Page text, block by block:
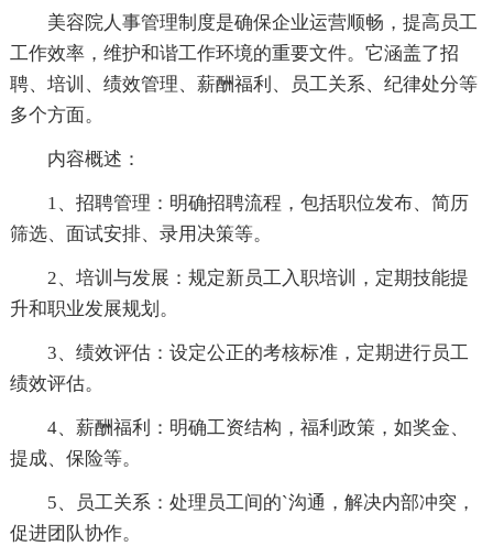
美容院人事管理制度是确保企业运营顺畅，提高员工
工作效率，维护和谐工作环境的重要文件。它涵盖了招
聘、培训、绩效管理、薪酬福利、员工关系、纪律处分等
多个方面。
内容概述：
1、招聘管理：明确招聘流程，包括职位发布、简历
筛选、面试安排、录用决策等。
2、培训与发展：规定新员工入职培训，定期技能提
升和职业发展规划。
3、绩效评估：设定公正的考核标准，定期进行员工
绩效评估。
4、薪酬福利：明确工资结构，福利政策，如奖金、
提成、保险等。
5、员工关系：处理员工间的`沟通，解决内部冲突，
促进团队协作。